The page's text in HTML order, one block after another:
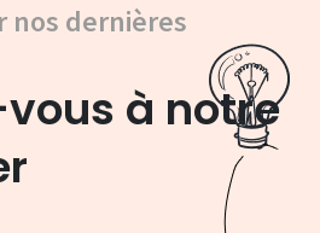
nos dernières
à notre